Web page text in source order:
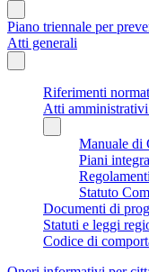
Piano triennale per
Atti generali
Riferimenti
Atti
Manuale di
Piani
Regolamenti
Statuto
Documenti di
Statuti e leggi
Codice di